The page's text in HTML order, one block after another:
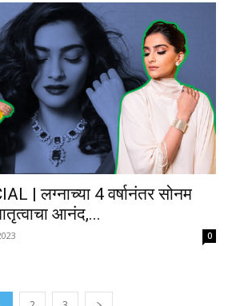
| लग्नाच्या 4 वर्षानंतर सोनम
आनंद,...
0